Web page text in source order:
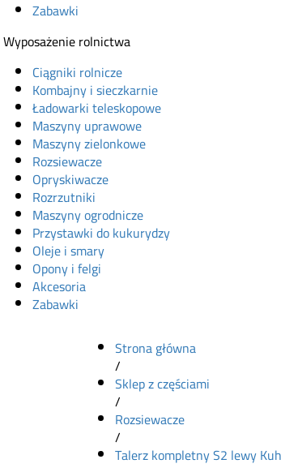
Zabawki
Wyposażenie rolnictwa
Ciągniki rolnicze
Kombajny i sieczkarnie
Ładowarki teleskopowe
Maszyny uprawowe
Maszyny zielonkowe
Rozsiewacze
Opryskiwacze
Rozrzutniki
Maszyny ogrodnicze
Przystawki do kukurydzy
Oleje i smary
Opony i felgi
Akcesoria
Zabawki
Strona główna
/
Sklep z częściami
/
Rozsiewacze
/
Talerz kompletny S2 lewy